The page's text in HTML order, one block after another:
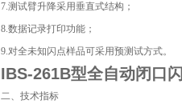
7.测试臂升降采用垂直式结构；
8.数据记录打印功能；
9.对全未知闪点样品可采用预测试方式。
IBS-261B型全自动闭口
二、技术指标